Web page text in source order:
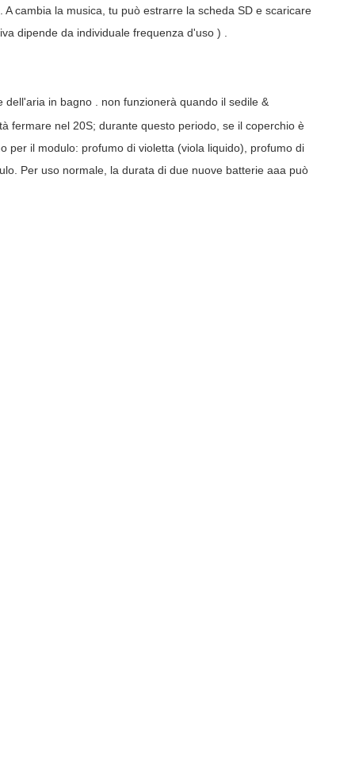
cambia la musica, tu può estrarre la scheda SD e scaricare
dipende da individualefrequenza d'uso)
dell'aria in bagno. non funzionerà quando il sedile &
fermarenel20S; durante questo periodo, se il coperchio è
per il modulo: profumo di violetta (viola liquido), profumo di
Per uso normale, la durata di due nuove batterie aaa può